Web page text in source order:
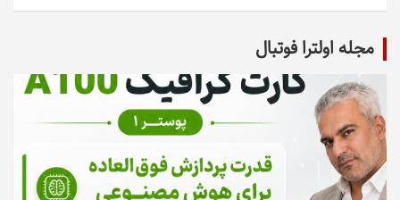
مجله اولترا فوتبال